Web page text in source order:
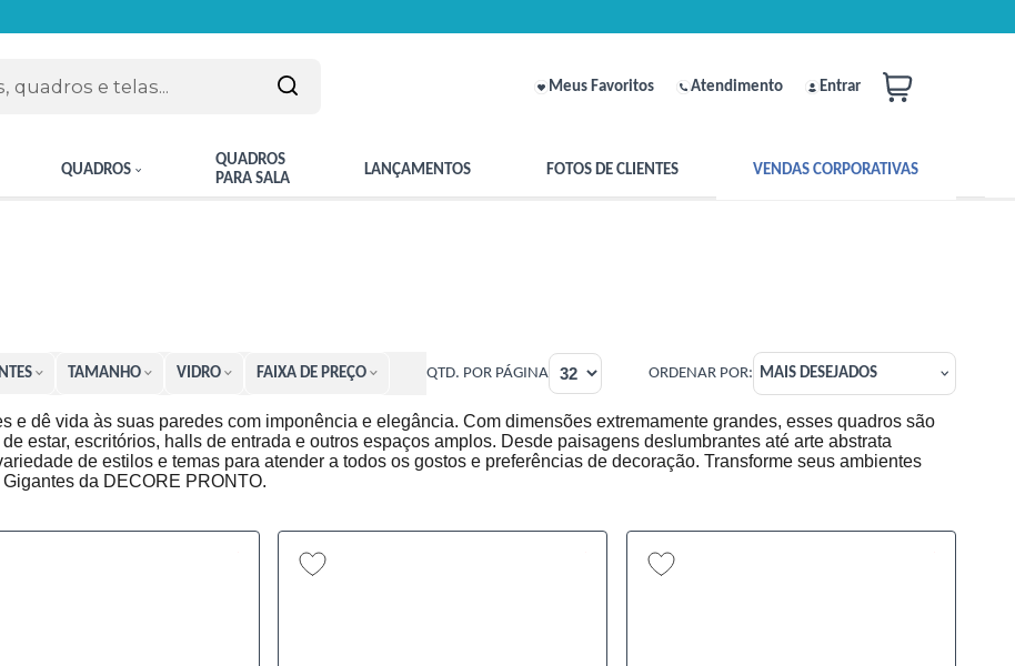
Meus Favoritos Atendimento Entrar
QUADROS
QUADROS
PARA SALA
LANÇAMENTOS FOTOS DE CLIENTES VENDAS CORPORATIVAS
TAMANHO VIDRO FAIXA DE PREÇO QTD. POR PÁGINA ORDENAR POR: MAIS DESEJADOS
e dê vida às suas paredes com imponência e elegância. Com dimensões extremamente grandes, esses quadros são
estar, escritórios, halls de entrada e outros espaços amplos. Desde paisagens deslumbrantes até arte abstrata
de estilos e temas para atender a todos os gostos e preferências de decoração. Transforme seus ambientes
da DECORE PRONTO.